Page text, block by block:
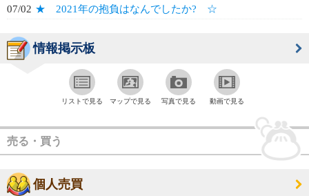
07/02 ★ 2021年の抱負はなんでしたか? ☆
情報掲示板
リストで見る マップで見る 写真で見る 動画で見る
売る・買う
個人売買